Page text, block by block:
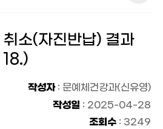
소(자진반납) 결과
작성자: 문예체건강과(신유영)
작성일 : 2025-04-28
조회수 : 3249